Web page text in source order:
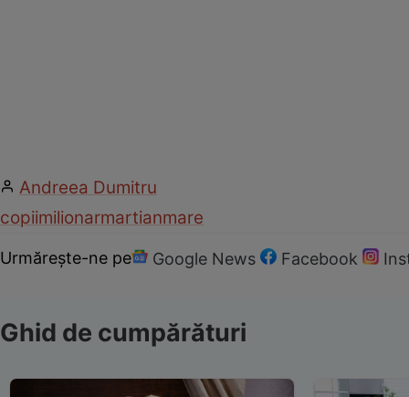
Andreea Dumitru
copiimilionarmartianmare
Urmărește-ne pe Google News Facebook
Ghid de cumpărături